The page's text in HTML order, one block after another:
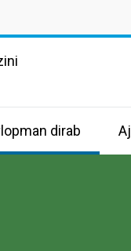
dirab